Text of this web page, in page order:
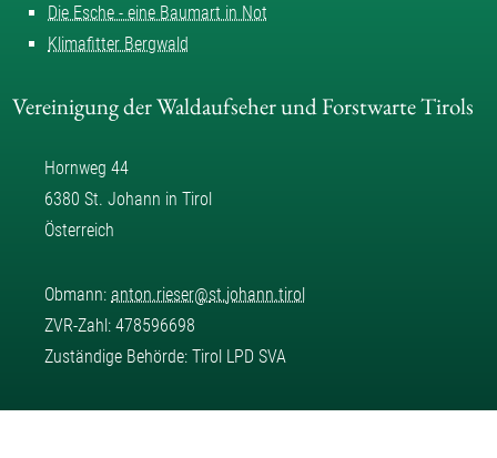
Die Esche - eine Baumart in Not
Klimafitter Bergwald
Vereinigung der Waldaufseher und Forstwarte Tirols
Hornweg 44
6380 St. Johann in Tirol
Österreich
Obmann: anton.rieser@st.johann.tirol
ZVR-Zahl: 478596698
Zuständige Behörde: Tirol LPD SVA